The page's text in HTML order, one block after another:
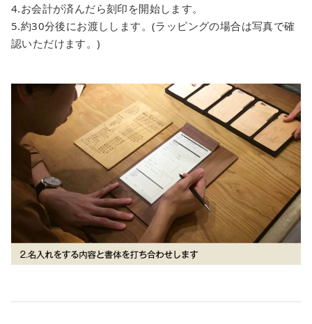
4.お会計が済んだら刻印を開始します。
5.約30分後にお渡しします。(ラッピングの場合は写真で確
認いただけます。)